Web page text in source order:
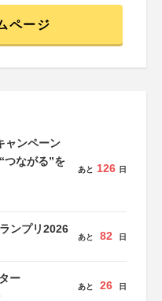
ページ
ャンペーン
つながる”を
あと 126 日
ンプリ2026
あと 82 日
ー
あと 26 日